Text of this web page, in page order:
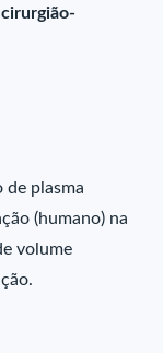
de plasma
(humano) na
volume